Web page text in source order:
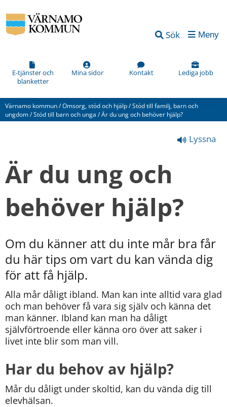
Sök Meny
E-tjänster och
blanketter
Mina sidor Kontakt Lediga jobb
Värnamo kommun/Omsorg, stöd och hjälp/Stöd till familj, barn och
ungdom/Stöd till barn och unga /Är du ung och behöver hjälp?
Lyssna
Är du ung och
behöver hjälp?
Om du känner att du inte mår bra får
du här tips om vart du kan vända dig
för att få hjälp.
Alla mår dåligt ibland. Man kan inte alltid vara glad
och man behöver få vara sig själv och känna det
man känner. Ibland kan man ha dåligt
självförtroende eller känna oro över att saker i
livet inte blir som man vill.
Har du behov av hjälp?
Mår du dåligt under skoltid, kan du vända dig till
elevhälsan.
Vad
kan
förbättra
den
här
(obligatorisk)
Hur
vi
göra
informationen
bättre
för
dig?
Webbadress
till
sidan
bifogas